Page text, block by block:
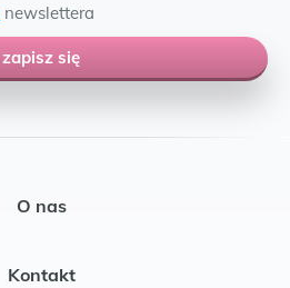
newslettera
zapisz się
O nas
Kontakt